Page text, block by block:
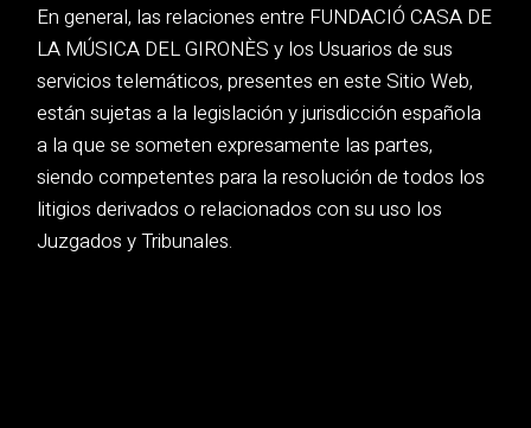
En general, las relaciones entre FUNDACIÓ CASA DE
LA MÚSICA DEL GIRONÈS y los Usuarios de sus
servicios telemáticos, presentes en este Sitio Web,
están sujetas a la legislación y jurisdicción española
a la que se someten expresamente las partes,
siendo competentes para la resolución de todos los
litigios derivados o relacionados con su uso los
Juzgados y Tribunales.